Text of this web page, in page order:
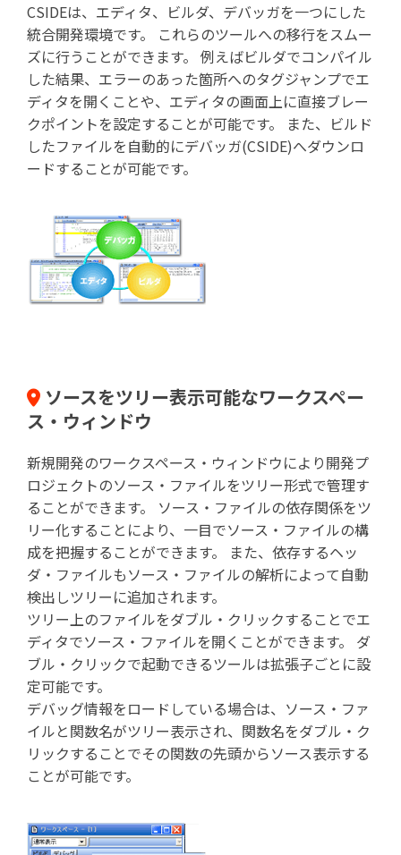
CSIDEは、エディタ、ビルダ、デバッガを一つにした
統合開発環境です。 これらのツールへの移行をスムー
ズに行うことができます。 例えばビルダでコンパイル
した結果、エラーのあった箇所へのタグジャンプでエ
ディタを開くことや、エディタの画面上に直接ブレー
クポイントを設定することが可能です。 また、ビルド
したファイルを自動的にデバッガ(CSIDE)へダウンロ
ードすることが可能です。
ソースをツリー表示可能なワークスペー
ス・ウィンドウ
新規開発のワークスペース・ウィンドウにより開発プ
ロジェクトのソース・ファイルをツリー形式で管理す
ることができます。 ソース・ファイルの依存関係をツ
リー化することにより、一目でソース・ファイルの構
成を把握することができます。 また、依存するヘッ
ダ・ファイルもソース・ファイルの解析によって自動
検出しツリーに追加されます。
ツリー上のファイルをダブル・クリックすることでエ
ディタでソース・ファイルを開くことができます。 ダ
ブル・クリックで起動できるツールは拡張子ごとに設
定可能です。
デバッグ情報をロードしている場合は、ソース・ファ
イルと関数名がツリー表示され、関数名をダブル・ク
リックすることでその関数の先頭からソース表示する
ことが可能です。